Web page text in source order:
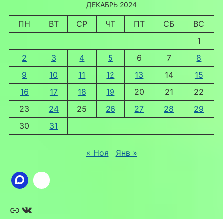
ДЕКАБРЬ 2024
ПН ВТ СР ЧТ ПТ СБ
ВС
1
2
3 4 5 6 7
8
9
10 11 12 13 14
15
16
17 18 19 20 21
22
23
24 25 26 27 28
29
30
31
« Ноя Янв »
Ссылка